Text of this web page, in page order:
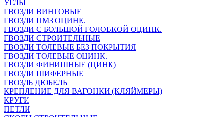
УГЛЫ
ГВОЗДИ ВИНТОВЫЕ
ГВОЗДИ ПМЗ ОЦИНК.
ГВОЗДИ С БОЛЬШОЙ ГОЛОВКОЙ ОЦИНК.
ГВОЗДИ СТРОИТЕЛЬНЫЕ
ГВОЗДИ ТОЛЕВЫЕ БЕЗ ПОКРЫТИЯ
ГВОЗДИ ТОЛЕВЫЕ ОЦИНК.
ГВОЗДИ ФИНИШНЫЕ (ЦИНК)
ГВОЗДИ ШИФЕРНЫЕ
ГВОЗДЬ ДЮБЕЛЬ
КРЕПЛЕНИЕ ДЛЯ ВАГОНКИ (КЛЯЙМЕРЫ)
КРУГИ
ПЕТЛИ